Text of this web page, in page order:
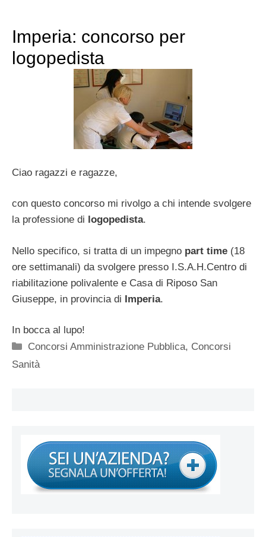
Imperia: concorso per
logopedista
Ciao ragazzi e ragazze,
con questo concorso mi rivolgo a chi intende svolgere
la professione di logopedista.
Nello specifico, si tratta di un impegno part time (18
ore settimanali) da svolgere presso I.S.A.H.Centro di
riabilitazione polivalente e Casa di Riposo San
Giuseppe, in provincia di Imperia.
In bocca al lupo!
Categorie
Concorsi Amministrazione Pubblica, Concorsi
Sanità